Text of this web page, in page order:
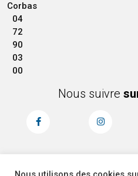
Corbas
04
72
90
03
00
Nous suivre